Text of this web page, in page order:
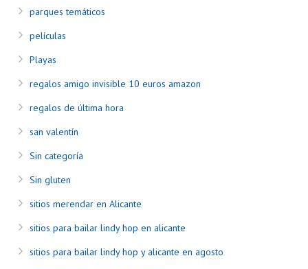
parques temáticos
películas
Playas
regalos amigo invisible 10 euros amazon
regalos de última hora
san valentín
Sin categoría
Sin gluten
sitios merendar en Alicante
sitios para bailar lindy hop en alicante
sitios para bailar lindy hop y alicante en agosto